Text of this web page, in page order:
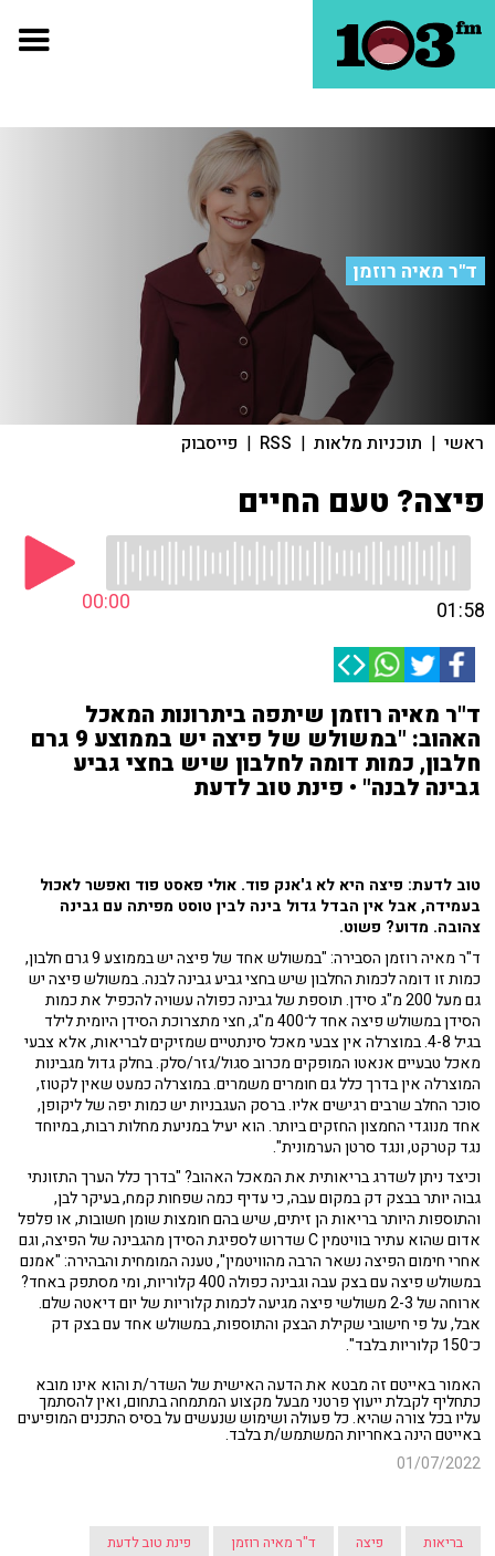
ד"ר מאיה רוזמן
ראשי | תוכניות מלאות |
RSS
| פייסבוק
פיצה? טעם החיים
00:00 01:58
ד"ר מאיה רוזמן שיתפה ביתרונות המאכל
האהוב: "במשולש של פיצה יש בממוצע 9 גרם
חלבון, כמות דומה לחלבון שיש בחצי גביע
גבינה לבנה" • פינת טוב לדעת
טוב לדעת: פיצה היא לא ג'אנק פוד. אולי פאסט פוד ואפשר לאכול
בעמידה, אבל אין הבדל גדול בינה לבין טוסט מפיתה עם גבינה
צהובה. מדוע? פשוט.
ד"ר מאיה רוזמן הסבירה: "במשולש אחד של פיצה יש בממוצע 9 גרם חלבון,
כמות זו דומה לכמות החלבון שיש בחצי גביע גבינה לבנה. במשולש פיצה יש
גם מעל 200 מ"ג סידן. תוספת של גבינה כפולה עשויה להכפיל את כמות
הסידן במשולש פיצה אחד ל־400 מ"ג, חצי מתצרוכת הסידן היומית לילד
בגיל 4-8. במוצרלה אין צבעי מאכל סינתטיים שמזיקים לבריאות, אלא צבעי
מאכל טבעיים אנאטו המופקים מכרוב סגול/גזר/סלק. בחלק גדול מגבינות
המוצרלה אין בדרך כלל גם חומרים משמרים. במוצרלה כמעט שאין לקטוז,
סוכר החלב שרבים רגישים אליו. ברסק העגבניות יש כמות יפה של ליקופן,
אחד מנוגדי החמצון החזקים ביותר. הוא יעיל במניעת מחלות רבות, במיוחד
נגד קטרקט, ונגד סרטן הערמונית".
וכיצד ניתן לשדרג בריאותית את המאכל האהוב? "בדרך כלל הערך התזונתי
גבוה יותר בבצק דק במקום עבה, כי עדיף כמה שפחות קמח, בעיקר לבן,
והתוספות היותר בריאות הן זיתים, שיש בהם חומצות שומן חשובות, או פלפל
אדום שהוא עתיר בוויטמין C שדרוש לספיגת הסידן מהגבינה של הפיצה, וגם
אחרי חימום הפיצה נשאר הרבה מהוויטמין", טענה המומחית והבהירה: "אמנם
במשולש פיצה עם בצק עבה וגבינה כפולה 400 קלוריות, ומי מסתפק באחד?
ארוחה של 2-3 משולשי פיצה מגיעה לכמות קלוריות של יום דיאטה שלם.
אבל, על פי חישובי שקילת הבצק והתוספות, במשולש אחד עם בצק דק
כ־150 קלוריות בלבד".
האמור באייטם זה מבטא את הדעה האישית של השדר/ת והוא אינו מובא
כתחליף לקבלת ייעוץ פרטני מבעל מקצוע המתמחה בתחום, ואין להסתמך
עליו בכל צורה שהיא. כל פעולה ושימוש שנעשים על בסיס התכנים המופיעים
באייטם הינה באחריות המשתמש/ת בלבד.
01/07/2022
בריאות פיצה ד"ר מאיה רוזמן פינת טוב לדעת